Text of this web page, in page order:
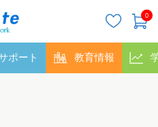
0
ポート 教育情報